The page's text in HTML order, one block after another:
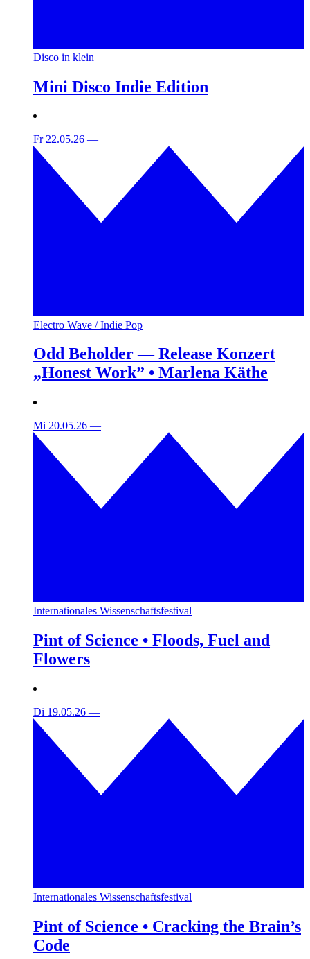
Disco in klein
Mini Disco Indie Edition
Fr 22.05.26 —
Electro Wave / Indie Pop
Odd Beholder — Release Konzert
„Honest Work” • Marlena Käthe
Mi 20.05.26 —
Internationales Wissenschaftsfestival
Pint of Science • Floods, Fuel and
Flowers
Di 19.05.26 —
Internationales Wissenschaftsfestival
Pint of Science • Cracking the Brain’s
Code